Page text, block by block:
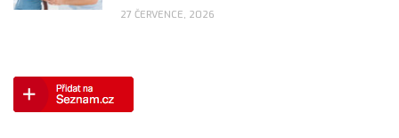
27 ČERVENCE, 2026